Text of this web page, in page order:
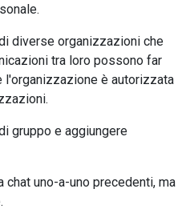
diverse organizzazioni che
tra loro possono far
l'organizzazione è autorizzata
gruppo e aggiungere
uno-a-uno precedenti, ma